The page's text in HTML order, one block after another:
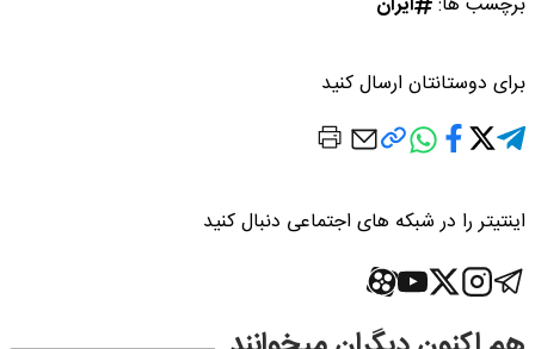
برای دوستانتان ارسال کنید
اینتیتر را در شبکه های اجتماعی دنبال کنید